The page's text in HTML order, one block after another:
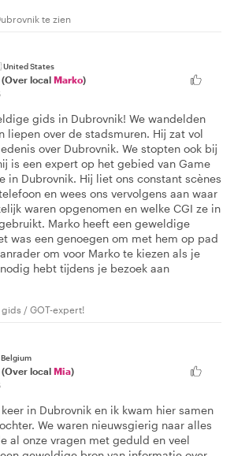
te zien
United States
(Over local Marko)
gids in Dubrovnik! We wandelden
liepen over de stadsmuren. Hij zat vol
over Dubrovnik. We stopten ook bij
is een expert op het gebied van Game
in Dubrovnik. Hij liet ons constant scènes
en wees ons vervolgens aan waar
waren opgenomen en welke CGI ze in
Marko heeft een geweldige
was een genoegen om met hem op pad
om voor Marko te kiezen als je
hebt tijdens je bezoek aan
/ GOT-expert!
Belgium
(Over local Mia)
in Dubrovnik en ik kwam hier samen
We waren nieuwsgierig naar alles
al onze vragen met geduld en veel